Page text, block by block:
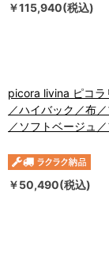
￥115,940(税込)
picora livina ピコラ
／ハイバック／布
／ソフトベージュ
￥50,490(税込)